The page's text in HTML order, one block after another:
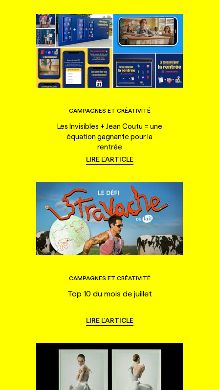
CAMPAGNES ET CRÉATIVITÉ
Les Invisibles + Jean Coutu = une
équation gagnante pour la
rentrée
LIRE L'ARTICLE
CAMPAGNES ET CRÉATIVITÉ
Top 10 du mois de juillet
LIRE L'ARTICLE